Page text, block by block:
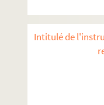
Intitulé de
2-MS-1413.
2-MS-1414.
4-MS-6302.